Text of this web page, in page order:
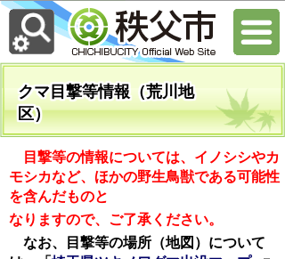
クマ目撃等情報（荒川地
区）
目撃等の情報については、イノシシやカ
モシカなど、ほかの野生鳥獣である可能性
を含んだものと
なりますので、ご了承ください。
なお、目撃等の場所（地図）について